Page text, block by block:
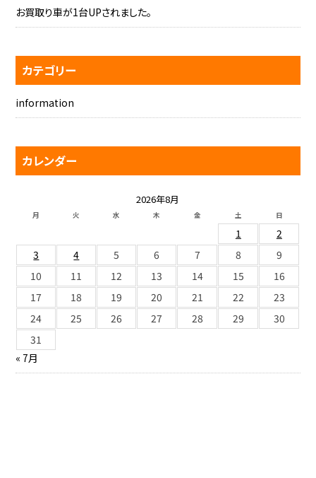
お買取り車が1台UPされました。
カテゴリー
information
カレンダー
2026年8月
月 火 水 木 金 土 日
1
2
3
4 5 6 7 8
9
10
11 12 13 14 15
16
17
18 19 20 21 22
23
24
25 26 27 28 29
30
31
« 7月